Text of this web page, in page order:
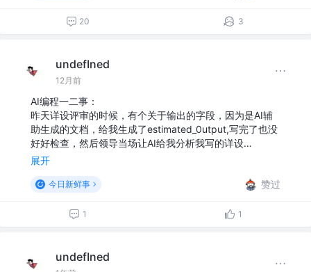
20 3
undefIned
12月前
AI编程一二事：
昨天详设评审的时候，有个关于输出的字段，因为是AI辅
助生成的文档，给我生成了estimated_0utput,写完了也没
好好检查，然后领导当场让AI给我分析我写的详设…
展开
今日新鲜事 赞过
1 1
undefIned